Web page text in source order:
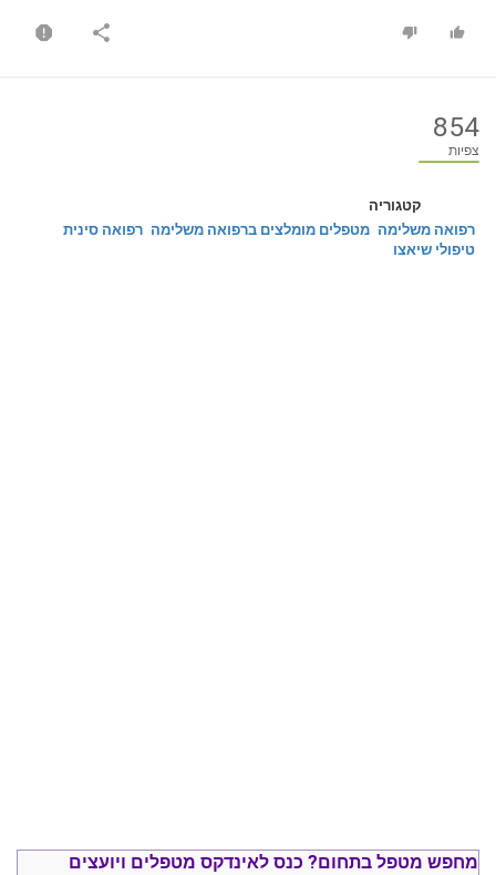
854
צפיות
קטגוריה
רפואה משלימה מטפלים מומלצים ברפואה משלימה רפואה סינית
טיפולי שיאצו
מחפש מטפל בתחום? כנס לאינדקס מטפלים ויועצים